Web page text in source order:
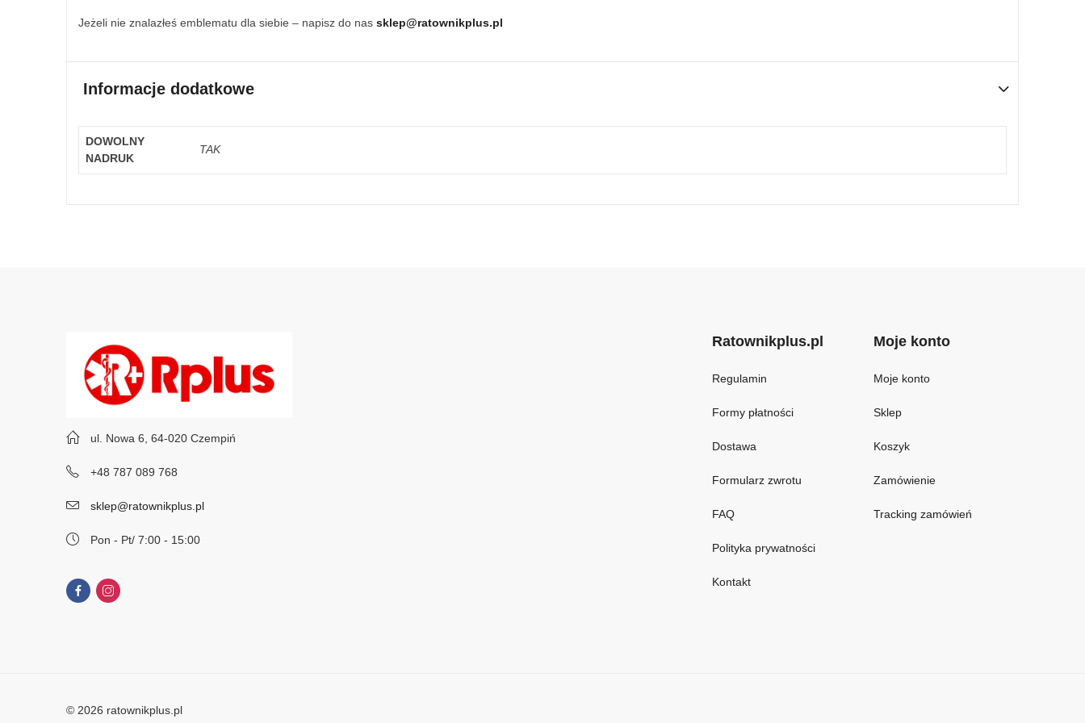
Jeżeli nie znalazłeś emblematu dla siebie – napisz do nas sklep@ratownikplus.pl
Informacje dodatkowe
DOWOLNY
NADRUK
TAK
ul. Nowa 6, 64-020 Czempiń
+48 787 089 768
sklep@ratownikplus.pl
Pon - Pt/ 7:00 - 15:00
Ratownikplus.pl
Regulamin
Formy płatności
Dostawa
Formularz zwrotu
FAQ
Polityka prywatności
Kontakt
Moje konto
Moje konto
Sklep
Koszyk
Zamówienie
Tracking zamówień
© 2026 ratownikplus.pl